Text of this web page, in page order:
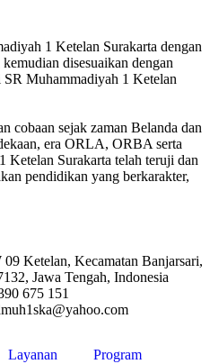
1 Ketelan Surakarta dengan
disesuaikan dengan
Muhammadiyah 1 Ketelan
cobaan sejak zaman Belanda dan
era ORLA, ORBA serta
Ketelan Surakarta telah teruji dan
pendidikan yang berkarakter,
Ketelan, Kecamatan Banjarsari,
Jawa Tengah, Indonesia
675 151
Layanan Program